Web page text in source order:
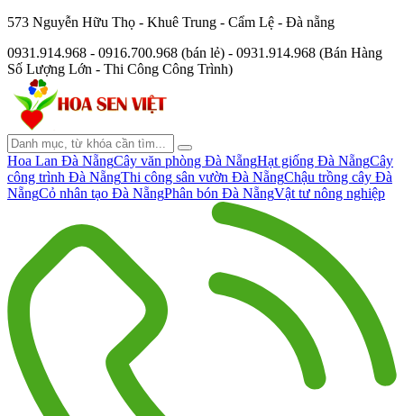
573 Nguyễn Hữu Thọ - Khuê Trung - Cẩm Lệ - Đà nẵng
0931.914.968 - 0916.700.968 (bán lẻ) - 0931.914.968 (Bán Hàng
Số Lượng Lớn - Thi Công Công Trình)
Hoa Lan Đà NẵngCây văn phòng Đà NẵngHạt giống Đà NẵngCây
công trình Đà NẵngThi công sân vườn Đà NẵngChậu trồng cây Đà
NẵngCỏ nhân tạo Đà NẵngPhân bón Đà NẵngVật tư nông nghiệp